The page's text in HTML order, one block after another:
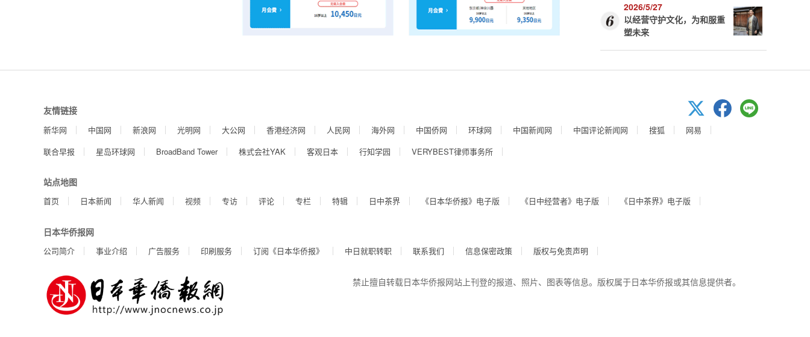
2026/5/27
以经营守护文化，为和服重
塑未来
友情链接
新华网 中国网 新浪网 光明网 大公网 香港经济网 人民网 海外网 中国侨网 环球网 中国新闻网 中国评论新闻网 搜狐
网易
联合早报
星岛环球网 BroadBand Tower 株式会社YAK 客观日本 行知学园 VERYBEST律师事务所
站点地图
首页 日本新闻 华人新闻 视频 专访 评论 专栏 特辑 日中茶界 《日本华侨报》电子版 《日中经营者》电子版 《日中茶界》电子版
日本华侨报网
公司简介 事业介绍 广告服务 印刷服务 订阅《日本华侨报》 中日就职转职 联系我们 信息保密政策 版权与免责声明
禁止擅自转载日本华侨报网站上刊登的报道、照片、图表等信息。版权属于日本华侨报或其信息提供者。